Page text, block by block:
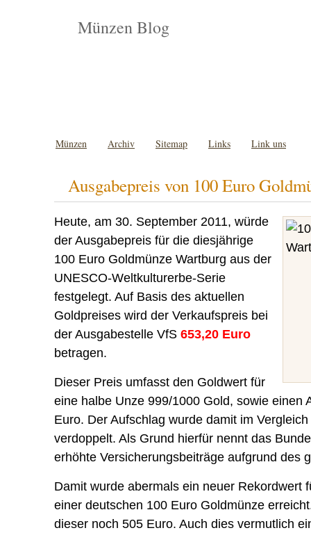
Münzen Blog
Münzen Archiv Sitemap Links Link uns
Ausgabepreis von 100 Euro
Heute, am 30. September 2011, würde
der Ausgabepreis für die diesjährige
100 Euro Goldmünze Wartburg aus der
UNESCO-Weltkulturerbe-Serie
festgelegt. Auf Basis des aktuellen
Goldpreises wird der Verkaufspreis bei
der Ausgabestelle VfS 653,20 Euro
betragen.
Dieser Preis umfasst den Goldwert für
eine halbe Unze 999/1000 Gold, sowie einen
Euro. Der Aufschlag wurde damit im
verdoppelt. Als Grund hierfür nennt das
erhöhte Versicherungsbeiträge aufgrund des
Damit wurde abermals ein neuer Rekordwert
einer deutschen 100 Euro Goldmünze
dieser noch 505 Euro. Auch dies vermutlich